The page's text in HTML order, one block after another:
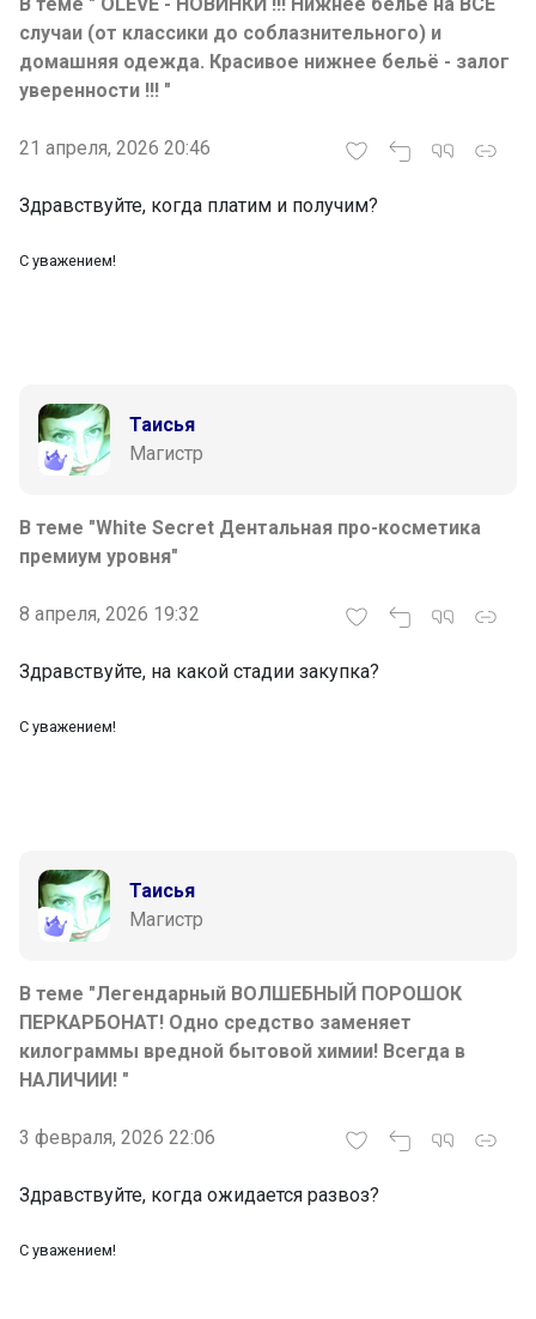
случаи (от классики до соблазнительного) и
домашняя одежда. Красивое нижнее бельë - залог
уверенности !!! "
21 апреля, 2026 20:46
Здравствуйте, когда платим и получим?
С уважением!
Таисья
Магистр
В теме "White Secret Дентальная про-косметика
премиум уровня"
8 апреля, 2026 19:32
Здравствуйте, на какой стадии закупка?
С уважением!
Таисья
Магистр
В теме "Легендарный ВОЛШЕБНЫЙ ПОРОШОК
ПЕРКАРБОНАТ! Одно средство заменяет
килограммы вредной бытовой химии! Всегда в
НАЛИЧИИ! "
3 февраля, 2026 22:06
Здравствуйте, когда ожидается развоз?
С уважением!